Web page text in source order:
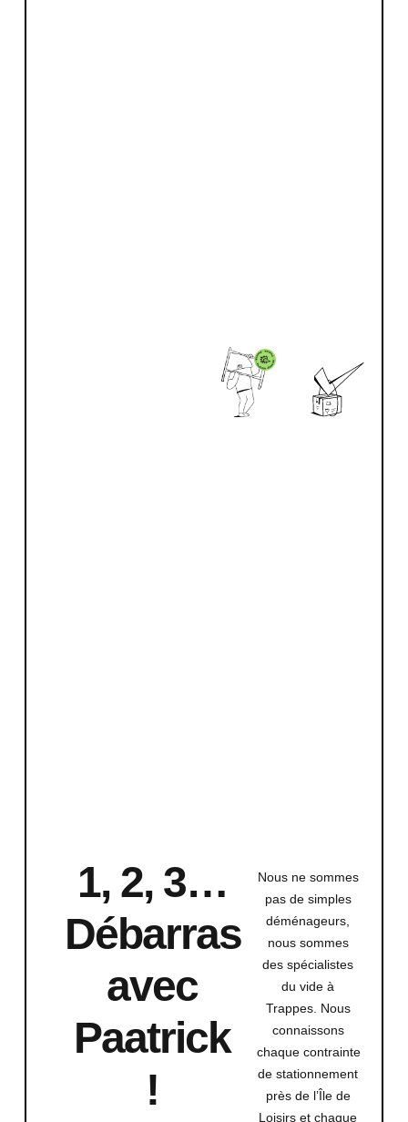
1, 2, 3…
Débarras
avec
Paatrick
!
Nous ne sommes
pas de simples
déménageurs,
nous sommes
des spécialistes
du vide à
Trappes. Nous
connaissons
chaque contrainte
de stationnement
près de l’Île de
Loisirs et chaque